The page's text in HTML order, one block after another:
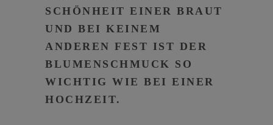
CHÖNHEIT EINER BRAUT U
ND BEI KEINEM A
NDEREN FEST IST DER B
LUMENSCHMUCK SO W
ICHTIG WIE BEI EINER H
OCHZEIT.